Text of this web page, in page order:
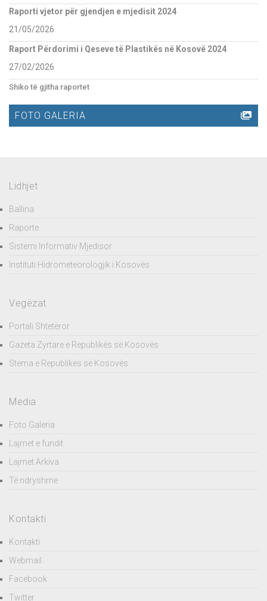
Raporti vjetor për gjendjen e mjedisit 2024
21/05/2026
Raport Përdorimi i Qeseve të Plastikës në Kosovë 2024
27/02/2026
Shiko të gjitha raportet
FOTO GALERIA
Lidhjet
Ballina
Raporte
Sistemi Informativ Mjedisor
Instituti Hidrometeorologjik i Kosovës
Vegëzat
Portali Shtetëror
Gazeta Zyrtare e Republikës së Kosovës
Stema e Republikës së Kosovës
Media
Foto Galeria
Lajmet e fundit
Lajmet Arkiva
Të ndryshme
Kontakti
Kontakti
Webmail
Facebook
Twitter